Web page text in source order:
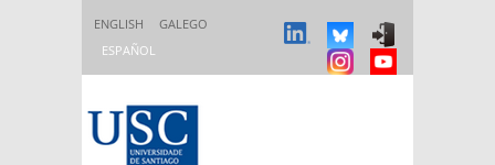
ENGLISH
GALEGO
ESPAÑOL